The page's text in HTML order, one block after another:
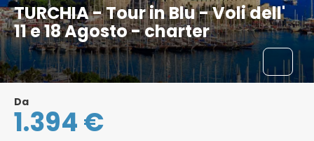
TURCHIA - Tour in Blu - Voli dell'
11 e 18 Agosto - charter
Da
1.394 €